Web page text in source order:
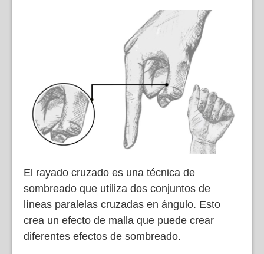
El rayado cruzado es una técnica de
sombreado que utiliza dos conjuntos de
líneas paralelas cruzadas en ángulo. Esto
crea un efecto de malla que puede crear
diferentes efectos de sombreado.